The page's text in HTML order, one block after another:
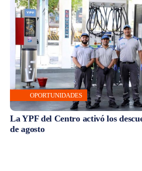
OPORTUNIDADES
La YPF del Centro activó los
de agosto